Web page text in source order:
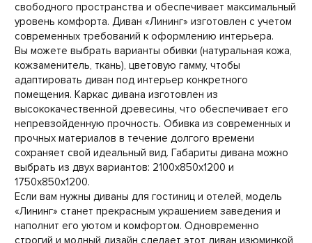
свободного пространства и обеспечивает максимальный
уровень комфорта. Диван «Лининг» изготовлен с учетом
современных требований к оформлению интерьера.
Вы можете выбрать варианты обивки (натуральная кожа,
кожзаменитель, ткань), цветовую гамму, чтобы
адаптировать диван под интерьер конкретного
помещения. Каркас дивана изготовлен из
высококачественной древесины, что обеспечивает его
непревзойденную прочность. Обивка из современных и
прочных материалов в течение долгого времени
сохраняет свой идеальный вид. Габариты дивана можно
выбрать из двух вариантов: 2100х850х1200 и
1750х850х1200.
Если вам нужны диваны для гостиниц и отелей, модель
«Лининг» станет прекрасным украшением заведения и
наполнит его уютом и комфортом. Одновременно
строгий и модный дизайн сделает этот диван изюминкой